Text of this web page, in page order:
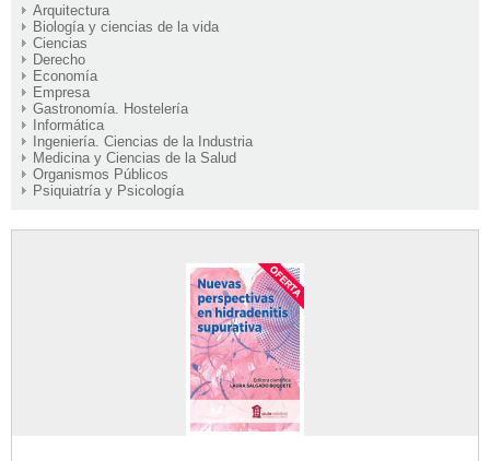
Arquitectura
Biología y ciencias de la vida
Ciencias
Derecho
Economía
Empresa
Gastronomía. Hostelería
Informática
Ingeniería. Ciencias de la Industria
Medicina y Ciencias de la Salud
Organismos Públicos
Psiquiatría y Psicología